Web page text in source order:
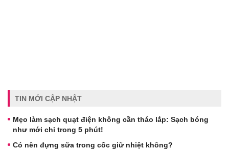
TIN MỚI CẬP NHẬT
Mẹo làm sạch quạt điện không cần tháo lắp: Sạch bóng
như mới chỉ trong 5 phút!
Có nên đựng sữa trong cốc giữ nhiệt không?